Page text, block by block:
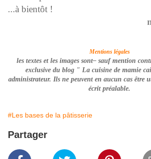
...à bientôt !
Mentions légales
les textes et les images sont– sauf mention
exclusive du blog " La cuisine de mamie
administrateur. Ils ne peuvent en aucun cas être
écrit préalable.
#Les bases de la pâtisserie
Partager